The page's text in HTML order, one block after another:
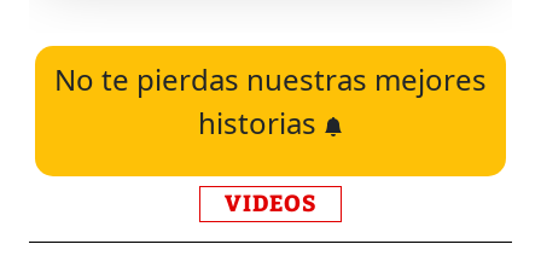
No te pierdas nuestras mejores
historias
VIDEOS